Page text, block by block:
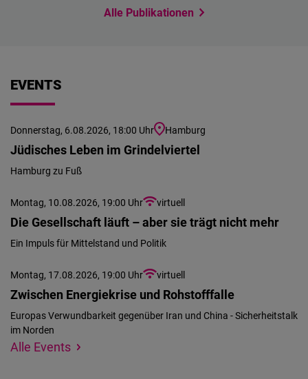
Alle Publikationen
EVENTS
Donnerstag, 6.08.2026, 18:00 Uhr Hamburg
Jüdisches Leben im Grindelviertel
Hamburg zu Fuß
Montag, 10.08.2026, 19:00 Uhr virtuell
Die Gesellschaft läuft – aber sie trägt nicht mehr
Ein Impuls für Mittelstand und Politik
Montag, 17.08.2026, 19:00 Uhr virtuell
Zwischen Energiekrise und Rohstofffalle
Europas Verwundbarkeit gegenüber Iran und China - Sicherheitstalk
im Norden
Wir
Standort
Alle Events